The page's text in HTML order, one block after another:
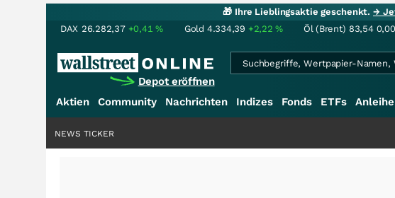
🎁 Ihre Lieblingsaktie geschenkt.→
DAX 26.282,37 +0,41% Gold 4.334,39 +2,22% Öl (Brent) 83,54
Depot eröffnen
Aktien Community Nachrichten Indizes Fonds ETFs
NEWS TICKER